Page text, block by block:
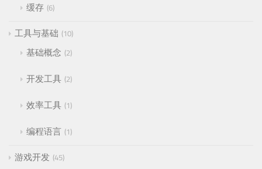
缓存 6
工具与基础 10
基础概念 2
开发工具 2
效率工具 1
编程语言 1
游戏开发 45